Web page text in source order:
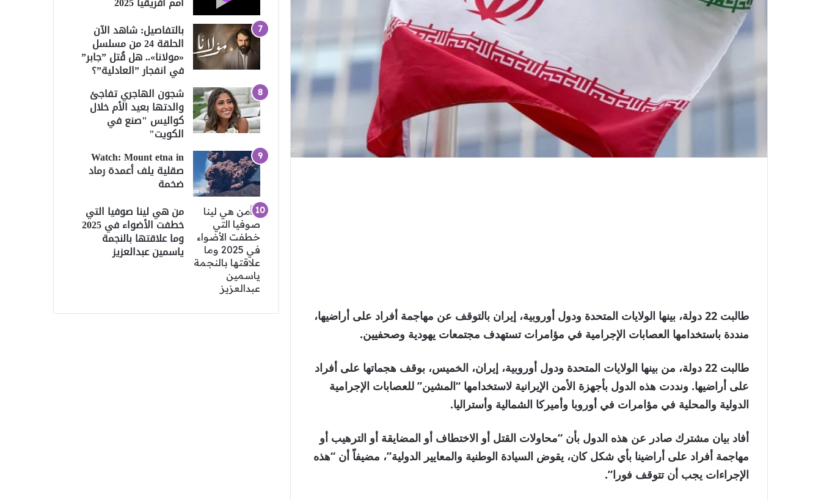
طالبت 22 دولة، بينها الولايات المتحدة ودول أوروبية، إيران بالتوقف عن مهاجمة أفراد على أراضيها،
منددة باستخدامها العصابات الإجرامية في مؤامرات تستهدف مجتمعات يهودية وصحفيين.
طالبت 22 دولة، من بينها الولايات المتحدة ودول أوروبية، إيران، الخميس، بوقف هجماتها على أفراد
على أراضيها. ونددت هذه الدول بأجهزة الأمن الإيرانية لاستخدامها “المشين” للعصابات الإجرامية
الدولية والمحلية في مؤامرات في أوروبا وأميركا الشمالية وأستراليا.
أفاد بيان مشترك صادر عن هذه الدول بأن “محاولات القتل أو الاختطاف أو المضايقة أو الترهيب أو
مهاجمة أفراد على أراضينا بأي شكل كان، يقوض السيادة الوطنية والمعايير الدولية”، مضيفاً أن “هذه
الإجراءات يجب أن تتوقف فورا”.
بالتفاصيل: شاهد الآن
الحلقة 24 من مسلسل
«مولانا».. هل قُتل ”جابر”
في انفجار ”العادلية”؟
شجون الهاجري تفاجئ
والدتها بعيد الأم خلال
كواليس "صنع في
الكويت"
Watch: Mount etna in
صقلية يلف أعمدة رماد
ضخمة
من هي لينا صوفيا التي
خطفت الأضواء في 2025
وما علاقتها بالنجمة
ياسمين عبدالعزيز